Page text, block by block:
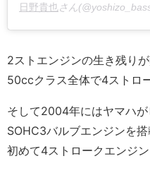
日野貴也 さん
2ストエンジンの生き残り
50ccクラス全体で4ストロ
そして2004年にはヤマハ
SOHC3バルブエンジンを
初めて4ストロークエンジン